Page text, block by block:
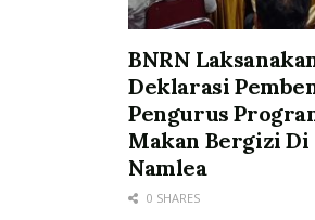
BNRN
Deklarasi
Pengurus
Makan Bergizi Di
Namlea
0 SHARES